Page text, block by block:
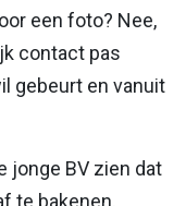
een foto? Nee,
contact pas
gebeurt en vanuit
jonge BV zien dat
te bakenen.